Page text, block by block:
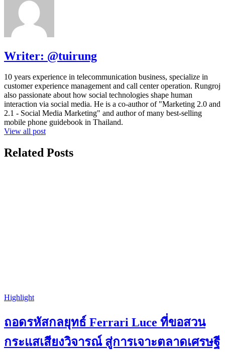
Writer: @tuirung
10 years experience in telecommunication business, specialize in
customer experience management and call center operation. Rungroj
also passionate about how social technologies shape human
interaction via social media. He is a co-author of "Marketing 2.0 and
2.1 - Social Media Marketing" and author of many best-selling
mobile phone guidebook in Thailand.
View all post
Related Posts
Highlight
ถอดรหัสกลยุทธ์ Ferrari Luce ที่ขอสวน
กระแสเสียงวิจารณ์ สู่การเจาะตลาดเศรษฐี